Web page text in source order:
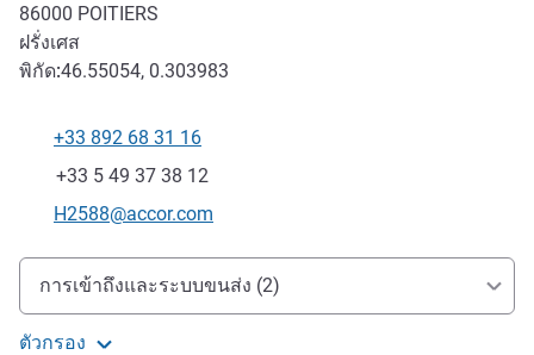
86000 POITIERS
ฝรั่งเศส
พิกัด:46.55054, 0.303983
โทรศัพท์
+33 892 68 31 16
แฟกซ์
+33 5 49 37 38 12
อีเมลติดต่อ
H2588@accor.com
การเข้าถึงและการเดินทาง
การเข้าถึงและระบบขนส่ง (2)
ตัวกรอง